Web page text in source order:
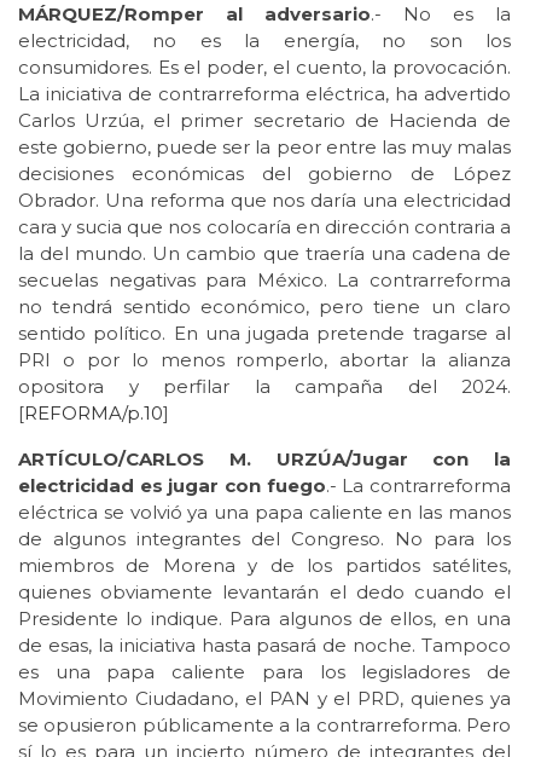
MÁRQUEZ/Romper al adversario.- No es la
electricidad, no es la energía, no son los
consumidores. Es el poder, el cuento, la provocación.
La iniciativa de contrarreforma eléctrica, ha advertido
Carlos Urzúa, el primer secretario de Hacienda de
este gobierno, puede ser la peor entre las muy malas
decisiones económicas del gobierno de López
Obrador. Una reforma que nos daría una electricidad
cara y sucia que nos colocaría en dirección contraria a
la del mundo. Un cambio que traería una cadena de
secuelas negativas para México. La contrarreforma
no tendrá sentido económico, pero tiene un claro
sentido político. En una jugada pretende tragarse al
PRI o por lo menos romperlo, abortar la alianza
opositora y perfilar la campaña del 2024.
[REFORMA/p.10]
ARTÍCULO/CARLOS M. URZÚA/Jugar con la
electricidad es jugar con fuego.- La contrarreforma
eléctrica se volvió ya una papa caliente en las manos
de algunos integrantes del Congreso. No para los
miembros de Morena y de los partidos satélites,
quienes obviamente levantarán el dedo cuando el
Presidente lo indique. Para algunos de ellos, en una
de esas, la iniciativa hasta pasará de noche. Tampoco
es una papa caliente para los legisladores de
Movimiento Ciudadano, el PAN y el PRD, quienes ya
se opusieron públicamente a la contrarreforma. Pero
sí lo es para un incierto número de integrantes del